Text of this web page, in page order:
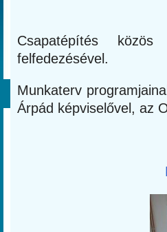
Csapatépítés
felfedezésével.
Munkaterv
Árpád képviselővel, az